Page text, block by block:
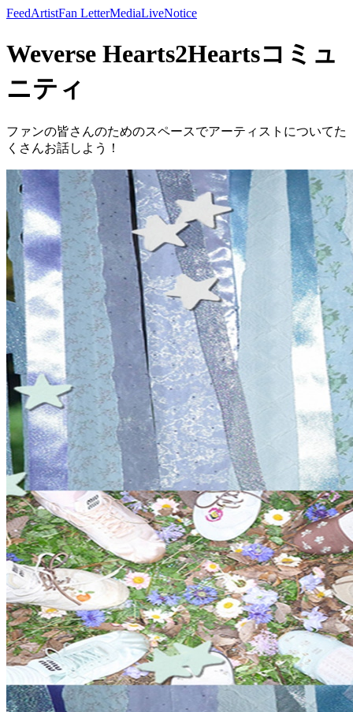
FeedArtistFan LetterMediaLiveNotice
Weverse Hearts2Heartsコミュ
ニティ
ファンの皆さんのためのスペースでアーティストについてた
くさんお話しよう！